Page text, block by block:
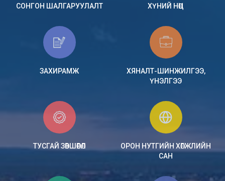
СОНГОН ШАЛГАРУУЛАЛТ ХҮНИЙ НӨӨЦ
ЗАХИРАМЖ
ХЯНАЛТ-ШИНЖИЛГЭЭ,
ҮНЭЛГЭЭ
ТУСГАЙ ЗӨВШӨӨРӨЛ
ОРОН НУТГИЙН ХӨГЖЛИЙН
САН